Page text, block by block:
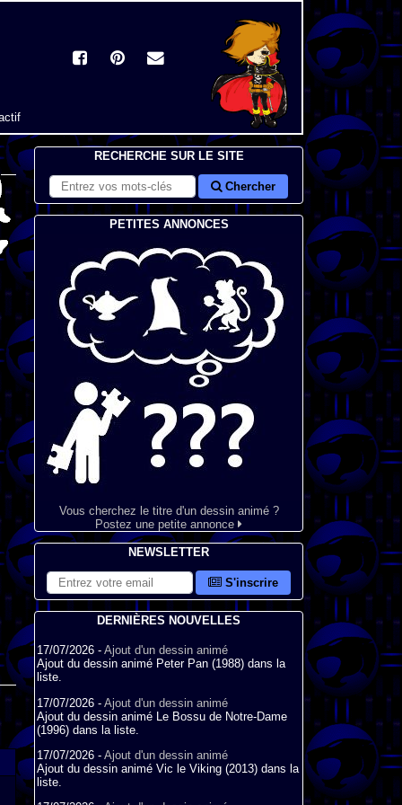
RECHERCHE SUR LE SITE
Chercher
PETITES ANNONCES
Vous cherchez le titre d'un dessin animé ?
Postez une petite annonce
NEWSLETTER
S'inscrire
DERNIÈRES NOUVELLES
17/07/2026 - Ajout d'un dessin animé
Ajout du dessin animé Peter Pan (1988) dans la
liste.
17/07/2026 - Ajout d'un dessin animé
Ajout du dessin animé Le Bossu de Notre-Dame
(1996) dans la liste.
17/07/2026 - Ajout d'un dessin animé
Ajout du dessin animé Vic le Viking (2013) dans la
liste.